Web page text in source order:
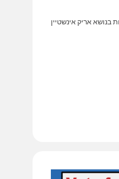
בנושא אריק אינשטיין